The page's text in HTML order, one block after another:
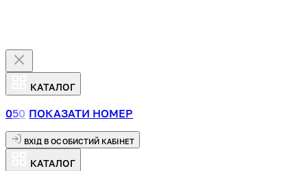
КАТАЛОГ
050 ПОКАЗАТИ НОМЕР
ВХІД В ОСОБИСТИЙ КАБІНЕТ
КАТАЛОГ